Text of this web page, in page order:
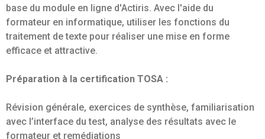
base du module en ligne d'Actiris. Avec l'aide du
formateur en informatique, utiliser les fonctions du
traitement de texte pour réaliser une mise en forme
efficace et attractive.
Préparation à la certification TOSA :
Révision générale, exercices de synthèse, familiarisation
avec l’interface du test, analyse des résultats avec le
formateur et remédiations